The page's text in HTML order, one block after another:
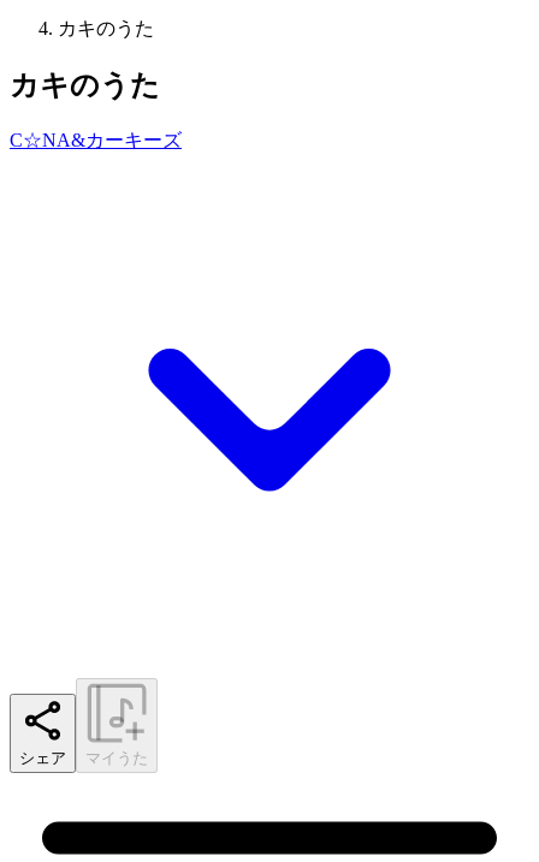
カキのうた
カキのうた
C☆NA&カーキーズ
シェア マイうた